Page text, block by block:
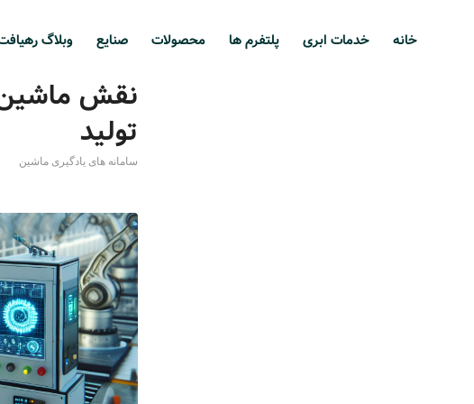
خانه خدمات ابری پلتفرم ها محصولات صنایع وبلاگ
نقش
تولید
سامانه های یادگیری ماشین